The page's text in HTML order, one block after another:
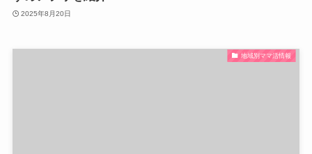
2025年8月20日
地域別ママ活情報